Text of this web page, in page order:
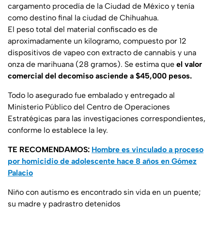
cargamento procedía de la Ciudad de México y tenía
como destino final la ciudad de Chihuahua.
El peso total del material confiscado es de
aproximadamente un kilogramo, compuesto por 12
dispositivos de vapeo con extracto de cannabis y una
onza de marihuana (28 gramos). Se estima que el valor
comercial del decomiso asciende a $45,000 pesos.
Todo lo asegurado fue embalado y entregado al
Ministerio Público del Centro de Operaciones
Estratégicas para las investigaciones correspondientes,
conforme lo establece la ley.
TE RECOMENDAMOS: Hombre es vinculado a proceso
por homicidio de adolescente hace 8 años en Gómez
Palacio
Niño con autismo es encontrado sin vida en un puente;
su madre y padrastro detenidos